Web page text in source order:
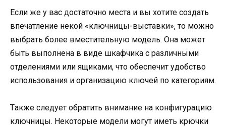
Если же у вас достаточно места и вы хотите создать
впечатление некой «ключницы-выставки», то можно
выбрать более вместительную модель. Она может
быть выполнена в виде шкафчика с различными
отделениями или ящиками, что обеспечит удобство
использования и организацию ключей по категориям.
Tакже следует обратить внимание на конфигурацию
ключницы. Некоторые модели могут иметь крючки